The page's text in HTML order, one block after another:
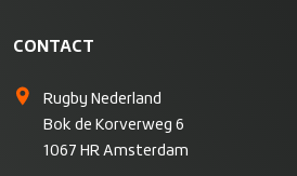
CONTACT
Rugby Nederland
Bok de Korverweg 6
1067 HR Amsterdam